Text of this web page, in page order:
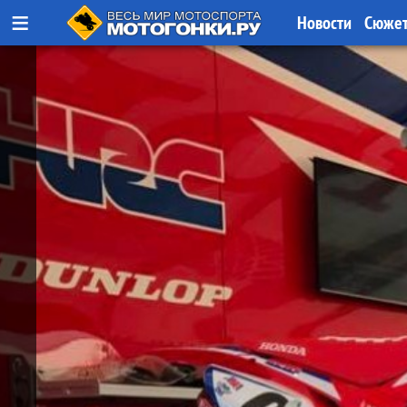
≡ Новости